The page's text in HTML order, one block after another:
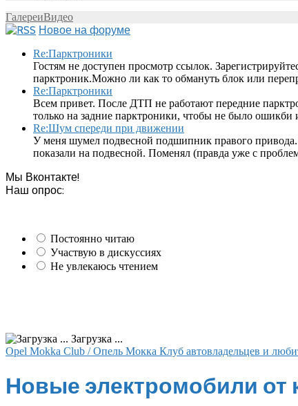
ГалереиВидео
Новое на форуме
Re:Парктроники
Гостям не доступен просмотр ссылок.
парктроник.Можно ли как то обмануть блок или
Re:Парктроники
Всем привет. После ДТП не работают передние
только на задние парктроники, чтобы не было ошикби
Re:Шум спереди при движении
У меня шумел подвесной подшипник правого
показали на подвесной. Поменял (правда уже с
Мы Вконтакте!
Наш опрос:
Постоянно читаю
Участвую в дискуссиях
Не увлекаюсь чтением
Загрузка ...
Opel Mokka Club / Опель Мокка Клуб автовладельцев и
Новые электромобили от